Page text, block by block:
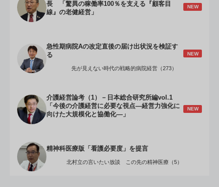
長 「驚異の稼働率100％を支える『顧客目
線』の老健経営」
NEW
急性期病院Aの改定直後の届け出状況を検証す
る
NEW
先が見えない時代の戦略的病院経営（273）
介護経営論考（1）－日本総合研究所編vol.1
「今後の介護経営に必要な視点―経営力強化に
向けた大規模化と協働化―」
NEW
精神科医療版「看護必要度」を提言
北村立の言いたい放談 この先の精神医療（5）